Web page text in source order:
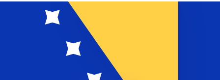
Gestione su dinero y divisas sobre la marcha
La aplicación Xe tiene todo lo que necesita para
transferencias de dinero globales y administración de
divisas. Convierta divisas, establezca alertas de tasas y
transfiera dinero al extranjero sin cargos ocultos.